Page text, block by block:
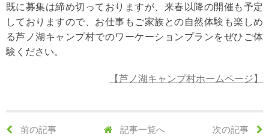
既に募集は締め切っておりますが、来春以降の開催も予定
しておりますので、お仕事もご家族との自然体験も楽しめ
る芦ノ湖キャンプ村でのワーケーションプランをぜひご体
験ください。
【芦ノ湖キャンプ村ホームページ】
前の記事 記事一覧へ 次の記事